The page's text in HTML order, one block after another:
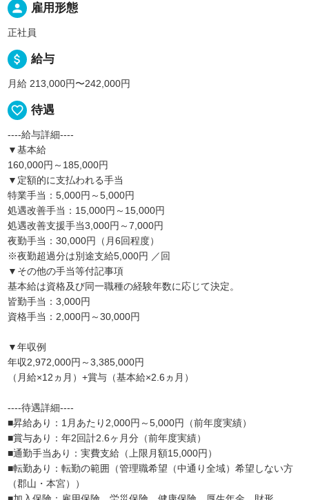
person 雇用形態
正社員
attach_money 給与
月給 213,000円〜242,000円
favorite_border 待遇
----給与詳細----
▼基本給
160,000円～185,000円
▼定額的に支払われる手当
特業手当：5,000円～5,000円
処遇改善手当：15,000円～15,000円
処遇改善支援手当3,000円～7,000円
夜勤手当：30,000円（月6回程度）
※夜勤超過分は別途支給5,000円 ／回
▼その他の手当等付記事項
基本給は資格及び同一職種の経験年数に応じて決定。
皆勤手当：3,000円
資格手当：2,000円～30,000円
▼年収例
年収2,972,000円～3,385,000円
（月給×12ヵ月）+賞与（基本給×2.6ヵ月）
----待遇詳細----
■昇給あり：1月あたり2,000円～5,000円（前年度実績）
■賞与あり：年2回計2.6ヶ月分（前年度実績）
■通勤手当あり：実費支給（上限月額15,000円）
■転勤あり：転勤の範囲（管理職希望（中通り全域）希望しない方
（郡山・本宮））